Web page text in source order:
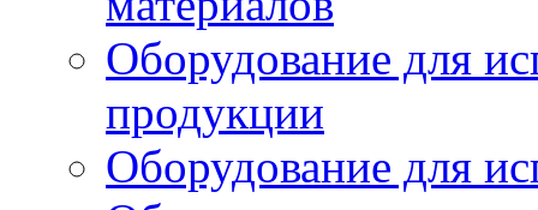
Оборудование для
продукции
Оборудование для